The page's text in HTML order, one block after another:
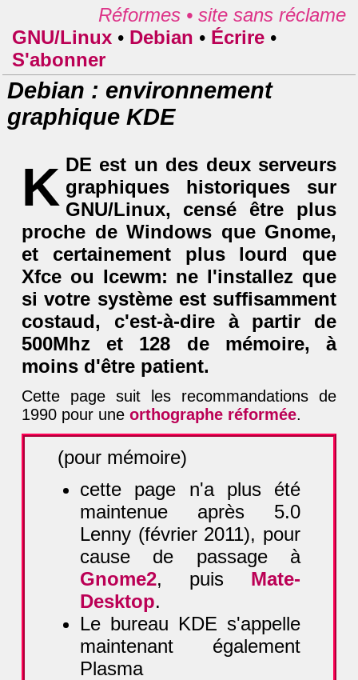
site sans réclame
Réformes •
GNU/Linux • Debian • Écrire •
S'abonner
Debian : environnement
graphique KDE
K DE est un des deux serveurs
graphiques historiques sur
GNU/Linux, censé être plus
proche de Windows que Gnome,
et certainement plus lourd que
Xfce ou Icewm: ne l'installez que
si votre système est suffisamment
costaud, c'est-à-dire à partir de
500Mhz et 128 de mémoire, à
moins d'être patient.
Cette page suit les recommandations de
1990 pour uneorthographe réformée.
(pour mémoire)
cette page n'a plus été
maintenue après 5.0
Lenny (février 2011), pour
cause de passage à
Gnome2, puis Mate-
Desktop.
Le bureau KDE s'appelle
maintenant également
Plasma